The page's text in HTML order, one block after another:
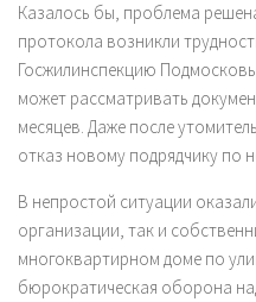
Казалось бы, проблема
протокола возникли
Госжилинспекцию
может рассматривать
месяцев. Даже после
отказ новому подрядчику по
В непростой ситуации
организации, так и
многоквартирном доме по
бюрократическая оборона